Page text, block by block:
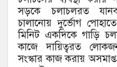
সড়কে চলাচলরত
চালানোয় দুর্ভোগ
মিনিট একদিকে গাড়ি
কাজে দায়িত্বরত
সংস্কার কাজ করায়